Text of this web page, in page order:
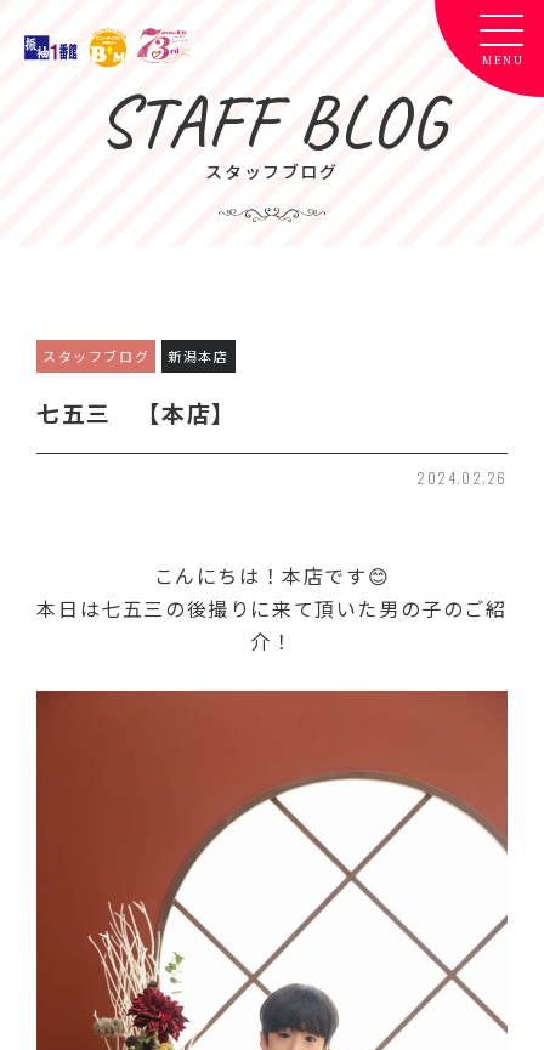
STAFF BLOG
スタッフブログ
スタッフブログ 新潟本店
七五三 【本店】
2024.02.26
こんにちは！本店です😊
本日は七五三の後撮りに来て頂いた男の子のご紹
介！